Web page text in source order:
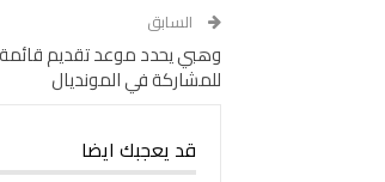
السابق
وهبي يحدد موعد تقديم قائمة
للمشاركة في المونديال
قد يعجبك ايضا